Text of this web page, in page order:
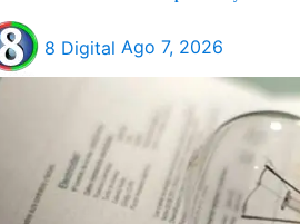
8 Digital Ago 7, 2026